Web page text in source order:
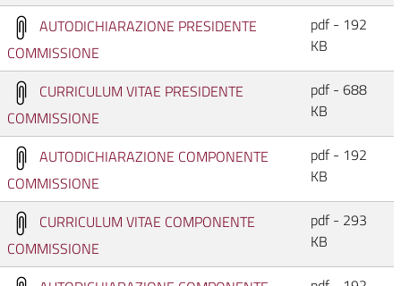
AUTODICHIARAZIONE PRESIDENTE
COMMISSIONE
pdf - 192
KB
CURRICULUM VITAE PRESIDENTE
COMMISSIONE
pdf - 688
KB
AUTODICHIARAZIONE COMPONENTE
COMMISSIONE
pdf - 192
KB
CURRICULUM VITAE COMPONENTE
COMMISSIONE
pdf - 293
KB